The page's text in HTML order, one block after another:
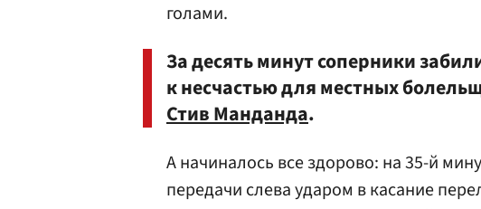
голами.
За десять минут соперники
к несчастью для местных
Стив Манданда.
А начиналось все здорово: на 35-й
передачи слева ударом в касание